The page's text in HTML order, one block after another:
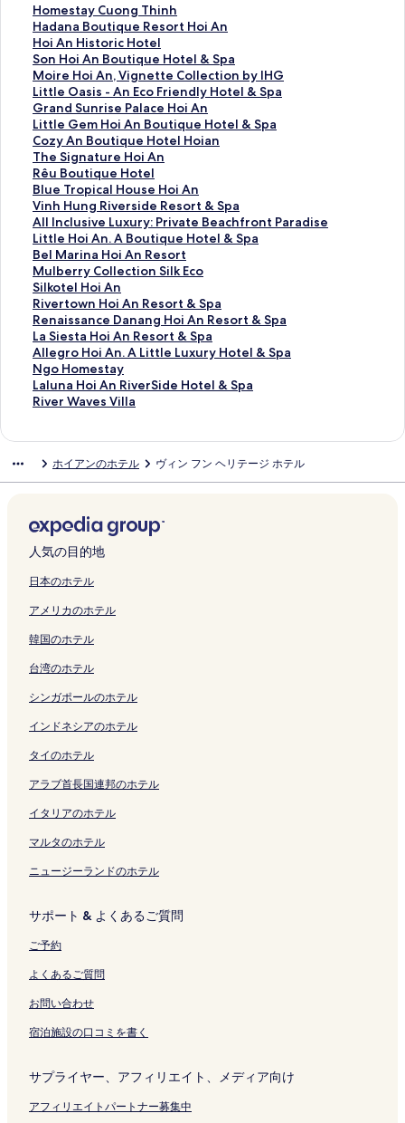
Homestay Cuong Thinh
H
o
m
e
s
t
a
y
C
u
o
n
g
T
h
i
n
h
の
ペ
ー
ジ
を
開
く
Hadana Boutique Resort Hoi An
H
a
d
a
n
a
B
o
u
t
i
q
u
e
R
e
s
o
r
t
H
o
i
A
ー
ジ
く
リ
ン
ク
Hoi An Historic Hotel
H
o
i
A
n
H
i
s
t
o
r
i
c
H
o
t
e
l
の
ペ
ー
ジ
を
ン
ク
Son Hoi An Boutique Hotel & Spa
S
o
n
H
o
i
A
n
B
o
u
t
i
q
u
e
H
o
t
e
l
&
の
ペ
を
開
く
リ
ク
Moire Hoi An, Vignette Collection by IHG
M
o
i
r
e
H
o
i
A
n
,
V
i
g
n
e
t
t
e
C
o
t
n
b
I
G
ペ
ー
ジ
を
く
ン
Little Oasis - An Eco Friendly Hotel & Spa
L
i
t
t
l
e
O
a
s
i
s
-
A
n
E
c
o
F
r
i
y
t
e
&
p
の
ペ
ー
ジ
開
リ
ク
Grand Sunrise Palace Hoi An
G
r
a
n
d
S
u
n
r
i
s
e
P
a
l
a
c
e
H
の
ジ
を
開
く
ン
Little Gem Hoi An Boutique Hotel & Spa
L
i
t
t
l
e
G
e
m
H
o
i
A
n
B
o
u
t
H
e
l
&
S
a
ペ
ー
ジ
を
く
ン
Cozy An Boutique Hotel Hoian
C
o
z
y
A
n
B
o
u
t
i
q
u
e
H
o
t
i
の
ペ
ー
ジ
開
リ
ン
ク
The Signature Hoi An
T
h
e
S
i
g
n
a
t
u
r
e
H
o
i
A
ー
ジ
く
リ
ン
ク
Rêu Boutique Hotel
R
ê
u
B
o
u
t
i
q
u
e
H
o
t
e
ー
ジ
く
リ
ン
ク
Blue Tropical House Hoi An
B
l
u
e
T
r
o
p
i
c
a
l
H
o
o
n
の
ペ
ー
を
く
リ
ン
ク
Vinh Hung Riverside Resort & Spa
V
i
n
h
H
u
n
g
R
i
v
e
r
R
o
r
&
p
の
ペ
ー
ジ
開
リ
ク
All Inclusive Luxury: Private Beachfront Paradise
A
l
l
I
n
c
l
u
s
i
v
e
r
P
r
v
t
B
e
a
c
f
o
t
P
a
r
d
e
の
ペ
ー
を
く
ン
ク
Little Hoi An. A Boutique Hotel & Spa
L
i
t
t
l
e
H
o
i
A
n
u
q
u
H
t
l
&
S
p
の
ー
を
開
く
リ
ク
Bel Marina Hoi An Resort
B
e
l
M
a
r
i
n
a
H
R
o
r
の
ー
を
開
く
リ
ク
Mulberry Collection Silk Eco
M
u
l
b
e
r
r
y
C
c
o
n
i
k
c
o
の
ペ
ジ
開
リ
ン
ク
Silkotel Hoi An
S
i
l
k
o
t
e
l
n
ー
ジ
を
開
リ
ク
Rivertown Hoi An Resort & Spa
R
i
v
e
r
t
o
i
R
e
o
t
S
p
a
の
ー
を
く
リ
ン
ク
Renaissance Danang Hoi An Resort & Spa
R
e
n
a
i
s
e
n
a
g
o
A
n
R
e
o
t
S
p
a
の
ー
開
く
リ
ン
La Siesta Hoi An Resort & Spa
L
a
S
i
e
o
n
R
s
r
&
S
p
a
ペ
ジ
開
く
リ
ン
Allegro Hoi An. A Little Luxury Hotel & Spa
A
l
l
e
o
n
.
A
L
t
l
e
L
u
u
y
o
t
e
l
S
の
ペ
ー
ジ
開
リ
ク
Ngo Homestay
N
g
o
s
y
の
ペ
ー
を
く
リ
ン
ク
Laluna Hoi An RiverSide Hotel & Spa
L
a
H
A
n
i
e
S
i
d
e
o
e
&
S
p
a
ペ
を
開
く
リ
ク
River Waves Villa
R
W
e
s
i
l
の
ペ
ー
ジ
開
リ
ク
ホイアンのホテル ヴィン フン ヘリテージ ホテル
人気の目的地
日本のホテル
アメリカのホテル
韓国のホテル
台湾のホテル
シンガポールのホテル
インドネシアのホテル
タイのホテル
アラブ首長国連邦のホテル
イタリアのホテル
マルタのホテル
ニュージーランドのホテル
サポート & よくあるご質問
ご予約
よくあるご質問
お問い合わせ
宿泊施設の口コミを書く
サプライヤー、アフィリエイト、メディア向け
アフィリエイトパートナー募集中